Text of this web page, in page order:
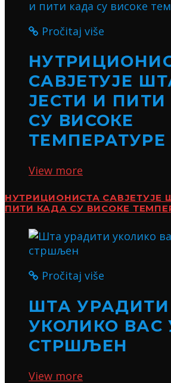
Pročitaj više
САВЈЕТУЈЕ
ЈЕСТИ И
СУ ВИСОКЕ
ТЕМПЕРАТУРЕ
View more
НУТРИЦИОНИСТА САВЈЕТУЈЕ
ПИТИ КАДА СУ ВИСОКЕ
Pročitaj više
ШТА УРАДИТИ
УКОЛИКО ВАС
СТРШЉЕН
View more